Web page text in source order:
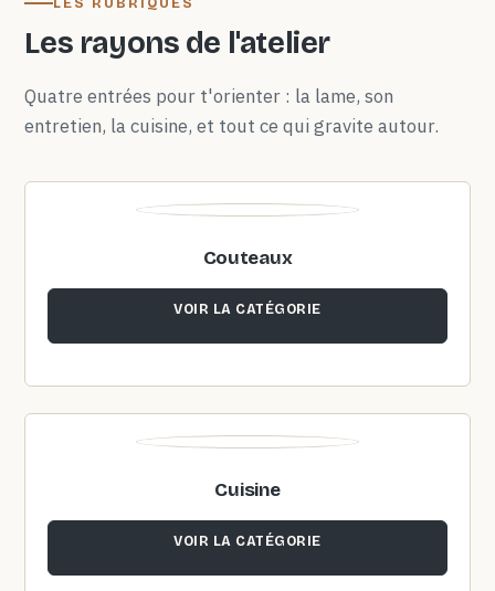
Les rayons de l'atelier
Quatre entrées pour t'orienter : la lame, son
entretien, la cuisine, et tout ce qui gravite autour.
Couteaux
VOIR LA CATÉGORIE
Cuisine
VOIR LA CATÉGORIE